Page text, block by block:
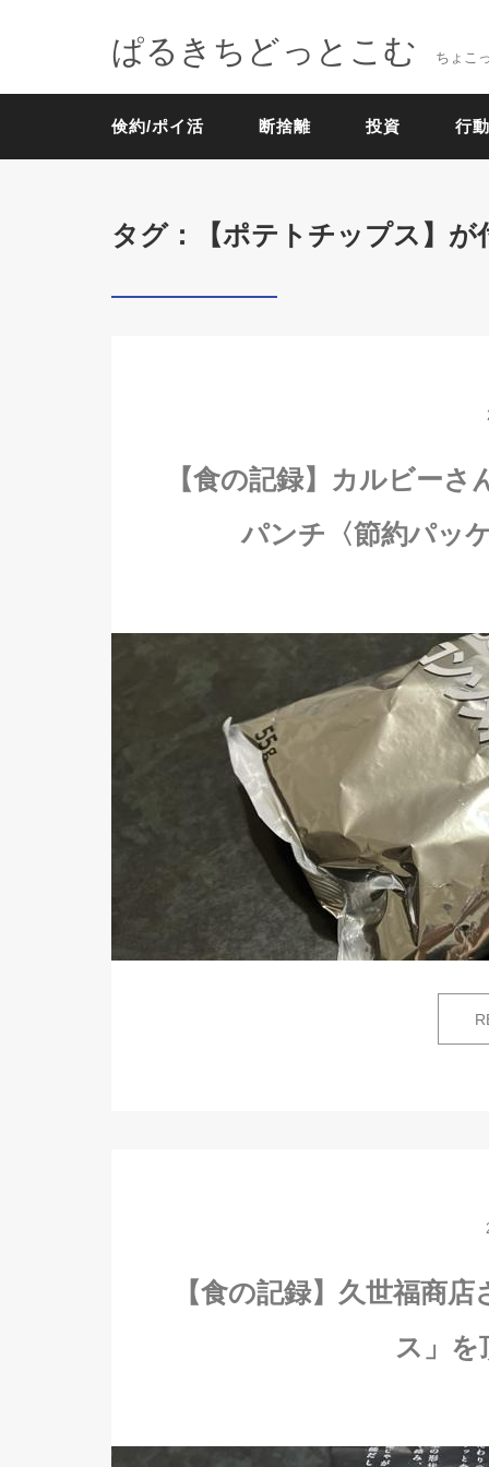
ぱるきちどっとこむ ちょこ
倹約/ポイ活 断捨離 投資 行
タグ：【ポテトチップス】が
【食の記録】カルビー
パンチ〈節約パッ
【食の記録】久世福商
ス」を